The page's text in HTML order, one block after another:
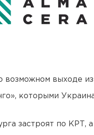
возможном выходе
которыми
застроят по КРТ,